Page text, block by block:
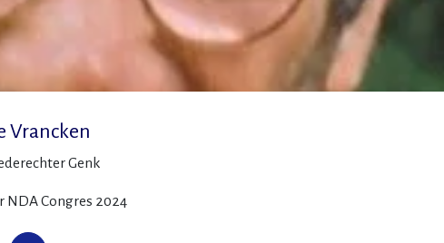
Vrancken
Genk
NDA Congres 2024